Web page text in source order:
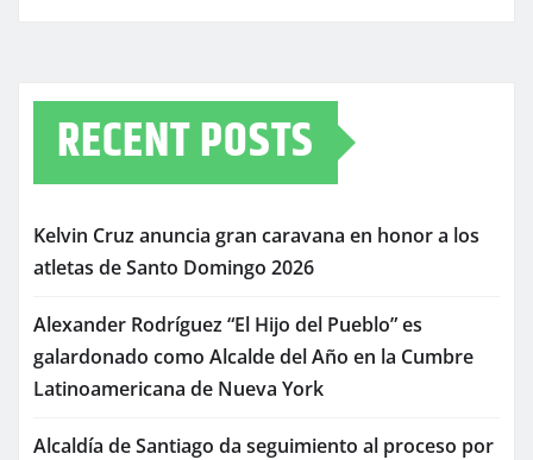
RECENT POSTS
Kelvin Cruz anuncia gran caravana en honor a los
atletas de Santo Domingo 2026
Alexander Rodríguez “El Hijo del Pueblo” es
galardonado como Alcalde del Año en la Cumbre
Latinoamericana de Nueva York
Alcaldía de Santiago da seguimiento al proceso por